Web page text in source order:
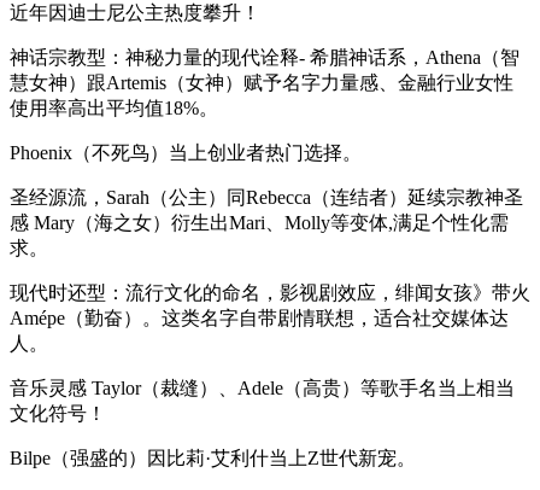
近年因迪士尼公主热度攀升！
神话宗教型：神秘力量的现代诠释- 希腊神话系，Athena（智
慧女神）跟Artemis（女神）赋予名字力量感、金融行业女性
使用率高出平均值18%。
Phoenix（不死鸟）当上创业者热门选择。
圣经源流，Sarah（公主）同Rebecca（连结者）延续宗教神圣
感 Mary（海之女）衍生出Mari、Molly等变体,满足个性化需
求。
现代时还型：流行文化的命名，影视剧效应，绯闻女孩》带火
Amépe（勤奋）。这类名字自带剧情联想，适合社交媒体达
人。
音乐灵感 Taylor（裁缝）、Adele（高贵）等歌手名当上相当
文化符号！
Bilpe（强盛的）因比莉·艾利什当上Z世代新宠。